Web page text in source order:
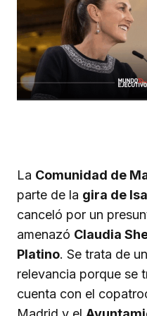
La Comunidad de
parte de la gira de
canceló por un
amenazó Claudia
Platino. Se trata de
relevancia porque se
cuenta con el